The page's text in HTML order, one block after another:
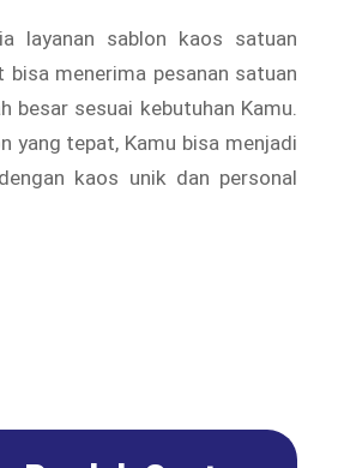
layanan sablon kaos satuan
menerima pesanan satuan
besar sesuai kebutuhan Kamu.
yang tepat, Kamu bisa menjadi
kaos unik dan personal